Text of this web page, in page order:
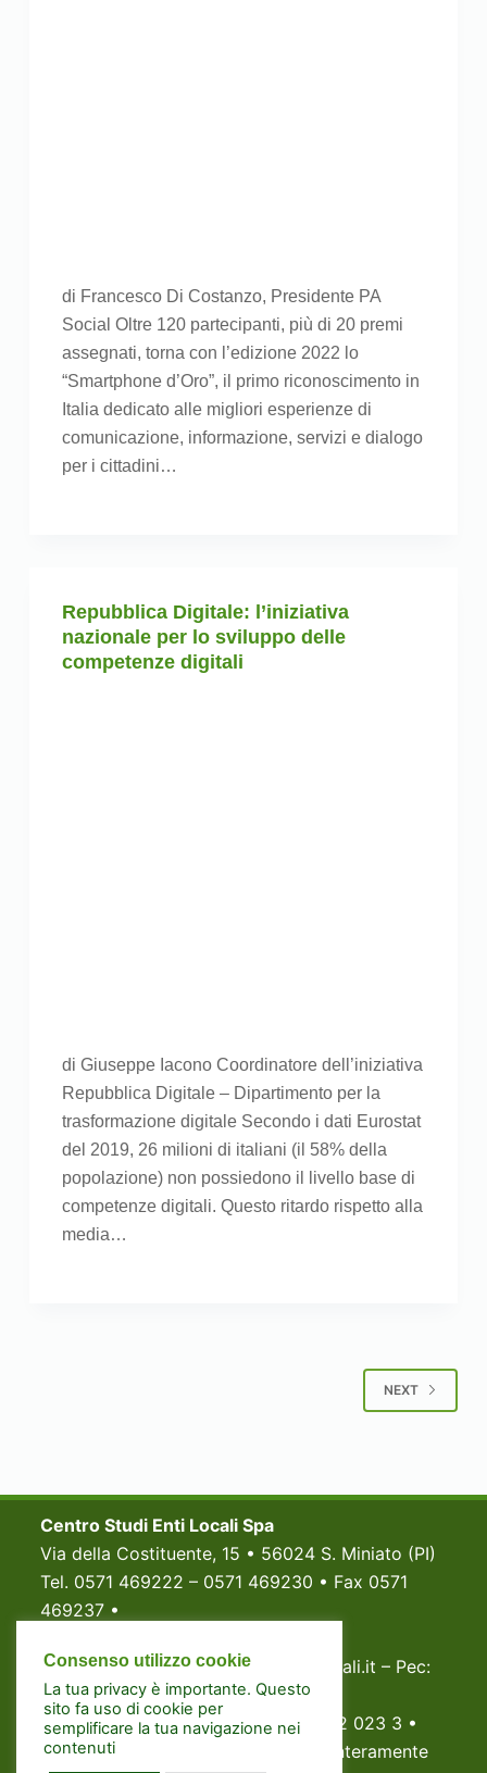
di Francesco Di Costanzo, Presidente PA
Social Oltre 120 partecipanti, più di 20 premi
assegnati, torna con l’edizione 2022 lo
“Smartphone d’Oro”, il primo riconoscimento in
Italia dedicato alle migliori esperienze di
comunicazione, informazione, servizi e dialogo
per i cittadini…
Repubblica Digitale: l’iniziativa
nazionale per lo sviluppo delle
competenze digitali
di Giuseppe Iacono Coordinatore dell’iniziativa
Repubblica Digitale – Dipartimento per la
trasformazione digitale Secondo i dati Eurostat
del 2019, 26 milioni di italiani (il 58% della
popolazione) non possiedono il livello base di
competenze digitali. Questo ritardo rispetto alla
media…
NEXT
Centro Studi Enti Locali Spa
Via della Costituente, 15 • 56024 S. Miniato (PI)
Tel. 0571 469222 – 0571 469230 • Fax 0571
469237 •
Email: segreteria@centrostudientilocali.it – Pec:
centrostudientilocali@pec.it
Registro Imprese di Pisa: N. 0299882 023 3 •
Capitale Sociale Euro 500.000,00 (interamente
Consenso utilizzo cookie
La tua privacy è importante. Questo
sito fa uso di cookie per
semplificare la tua navigazione nei
contenuti